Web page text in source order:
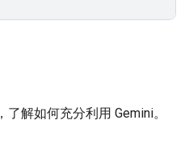
，了解如何充分利用 Gemini。